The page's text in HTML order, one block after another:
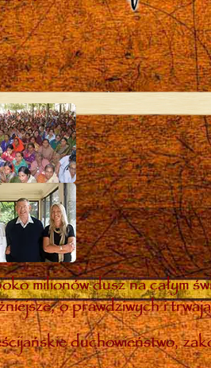
milionów dusz na
o prawdziwych i
duchowieństwo,